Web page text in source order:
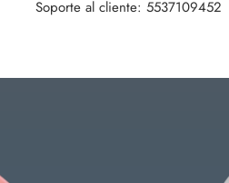
Soporte al cliente: 5537109452